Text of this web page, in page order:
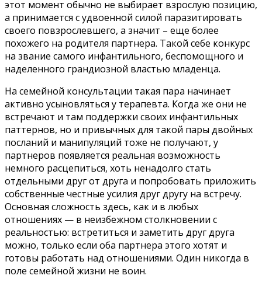
этот момент обычно не выбирает взрослую позицию,
а принимается с удвоенной силой паразитировать
своего повзрослевшего, а значит – еще более
похожего на родителя партнера. Такой себе конкурс
на звание самого инфантильного, беспомощного и
наделенного грандиозной властью младенца.
На семейной консультации такая пара начинает
активно усыновляться у терапевта. Когда же они не
встречают и там поддержки своих инфантильных
паттернов, но и привычных для такой пары двойных
посланий и манипуляций тоже не получают, у
партнеров появляется реальная возможность
немного расцепиться, хоть ненадолго стать
отдельными друг от друга и попробовать приложить
собственные честные усилия друг другу на встречу.
Основная сложность здесь, как и в любых
отношениях — в неизбежном столкновении с
реальностью: встретиться и заметить друг друга
можно, только если оба партнера этого хотят и
готовы работать над отношениями. Один никогда в
поле семейной жизни не воин.